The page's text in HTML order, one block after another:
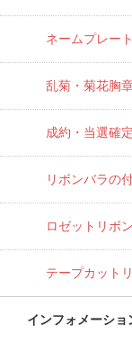
ネームプレー
乱菊・菊花胸
成約・当選確
リボンバラの
ロゼットリボン
テープカット
インフォメーショ